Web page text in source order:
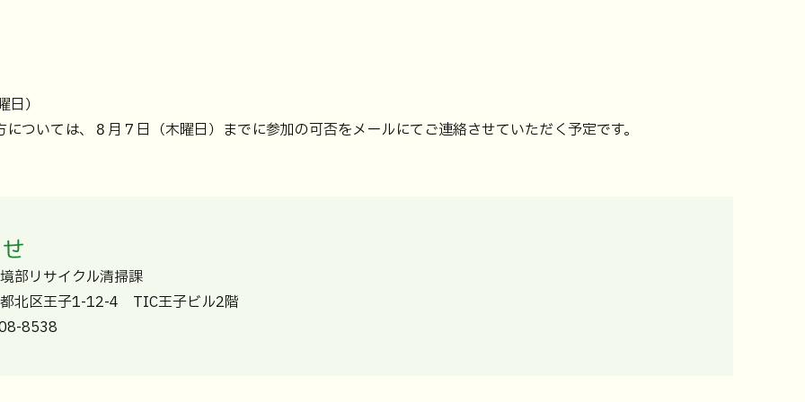
）
ついては、８月７日（木曜日）までに参加の可否をメールにてご連絡させていただく予定です。
部リサイクル清掃課
北区王子1-12-4 TIC王子ビル2階
8538